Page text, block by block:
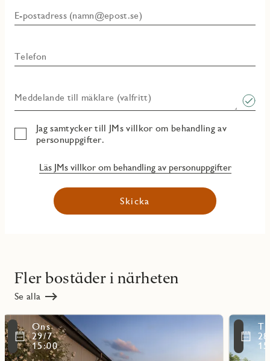
E-postadress (namn@epost.se)
Telefon
Meddelande till mäklare (valfritt)
Jag samtycker till JMs villkor om behandling av
personuppgifter.
Läs JMs villkor om behandling av personuppgifter
Skicka
Fler bostäder i närheten
Se alla
Ons
29/7
15:00
Läs
mer
om
Kungsliljan
Läs
mer
Vyn